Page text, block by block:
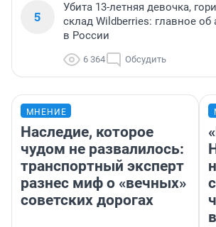
5
Убита 13-летняя девочка,
склад Wildberries: главное об
в России
6 364 Обсудить
МНЕНИЕ
Наследие, которое
чудом не развалилось:
транспортный эксперт
разнес миф о «вечных»
советских дорогах